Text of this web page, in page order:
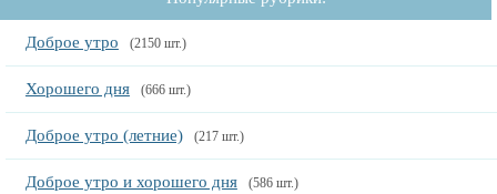
Доброе утро (2150 шт.)
Хорошего дня (666 шт.)
Доброе утро (летние) (217 шт.)
Доброе утро и хорошего дня (586 шт.)